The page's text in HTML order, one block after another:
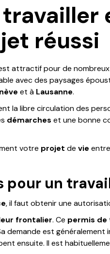
réussi
attractif pour de nombreux
avec des paysages
et à Lausanne.
la libre circulation des
démarches et une bonne
votre projet de vie
un
, il faut obtenir une
frontalier. Ce permis de
demande est généralement
ensuite. Il est